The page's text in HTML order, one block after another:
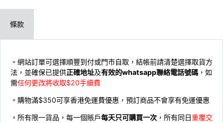
條款
。網站訂單可選擇順豐到付或門市自取，結帳前請清楚選擇取貨方
法，並確保已提供正確地址及有效的whatsapp聯絡電話號碼 ，如
需任何更改將收取$20手續費
。購物滿$350可享香港免運費優惠，預訂商品不會享有免運優惠
。所有限一貨品，每一個賬戶每天只可購買一次 ，所有同日重覆交